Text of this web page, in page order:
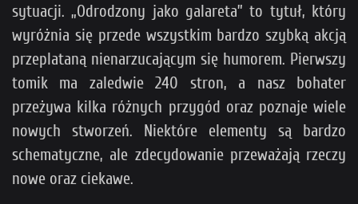
sytuacji. „Odrodzony jako galareta” to tytuł, który
wyróżnia się przede wszystkim bardzo szybką akcją
przeplataną nienarzucającym się humorem. Pierwszy
tomik ma zaledwie 240 stron, a nasz bohater
przeżywa kilka różnych przygód oraz poznaje wiele
nowych stworzeń. Niektóre elementy są bardzo
schematyczne, ale zdecydowanie przeważają rzeczy
nowe oraz ciekawe.